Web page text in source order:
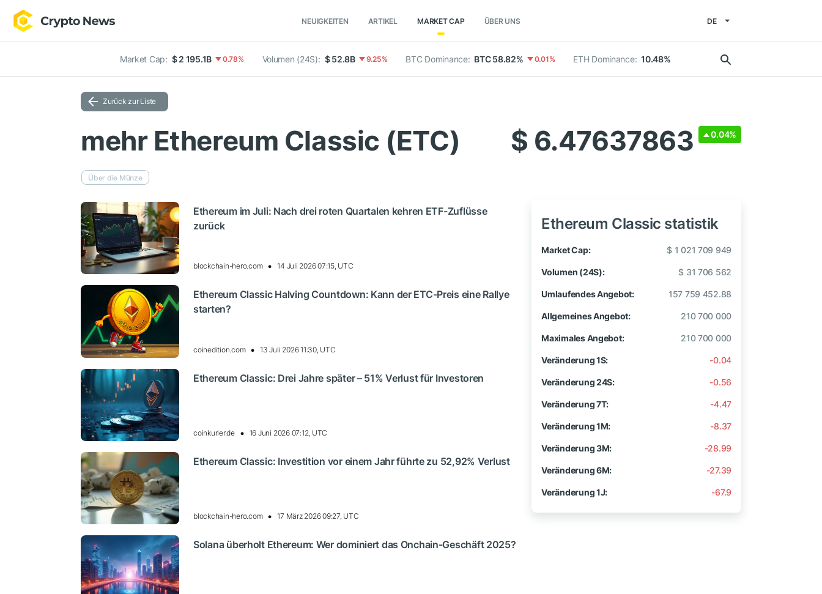
NEUIGKEITEN ARTIKEL MARKET CAP ÜBER UNS DE
Market Cap: $ 2 195.1B 0.78% Volumen (24S): $ 52.8B 9.25% BTC Dominance: BTC 58.82% 0.01% ETH Dominance: 10.48%
Zurück zur Liste
mehr Ethereum Classic (ETC) $ 6.47637863 0.04%
Über die Münze
Ethereum im Juli: Nach drei roten Quartalen kehren ETF-Zuflüsse
zurück
blockchain-hero.com 14 Juli 2026 07:15, UTC
Ethereum Classic Halving Countdown: Kann der ETC-Preis eine Rallye
starten?
coinedition.com 13 Juli 2026 11:30, UTC
Ethereum Classic: Drei Jahre später – 51% Verlust für Investoren
coinkurier.de 16 Juni 2026 07:12, UTC
Ethereum Classic: Investition vor einem Jahr führte zu 52,92% Verlust
blockchain-hero.com 17 März 2026 09:27, UTC
Solana überholt Ethereum: Wer dominiert das Onchain-Geschäft 2025?
Ethereum Classic statistik
Market Cap: $ 1 021 709 949
Volumen (24S): $ 31 706 562
Umlaufendes Angebot: 157 759 452.88
Allgemeines Angebot: 210 700 000
Maximales Angebot: 210 700 000
Veränderung 1S: -0.04
Veränderung 24S: -0.56
Veränderung 7T: -4.47
Veränderung 1M: -8.37
Veränderung 3M: -28.99
Veränderung 6M: -27.39
Veränderung 1J: -67.9